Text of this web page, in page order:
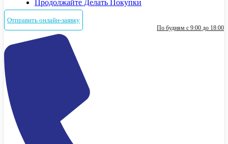
Продолжайте Делать Покупки
Отправить онлайн-заявку
По будням с 9:00 до 18:00